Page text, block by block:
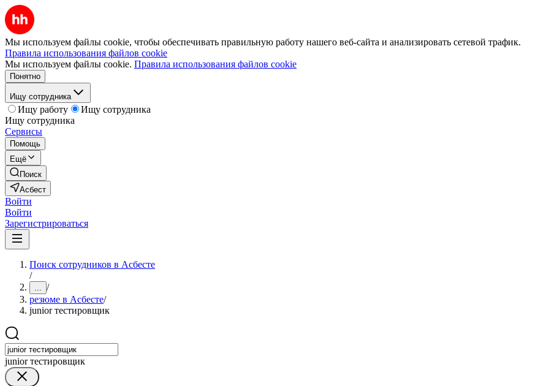
Мы используем файлы cookie, чтобы обеспечивать правильную работу нашего веб-сайта и анализировать сетевой трафик.
Правила использования файлов cookie
Мы используем файлы cookie. Правила использования файлов cookie
Понятно
Ищу сотрудника
Ищу работу
Ищу сотрудника
Ищу сотрудника
Сервисы
Помощь
Ещё
Поиск
Асбест
Войти
Войти
Зарегистрироваться
Поиск сотрудников в Асбесте
/
... /
резюме в Асбесте/
junior тестировщик
junior тестировщик